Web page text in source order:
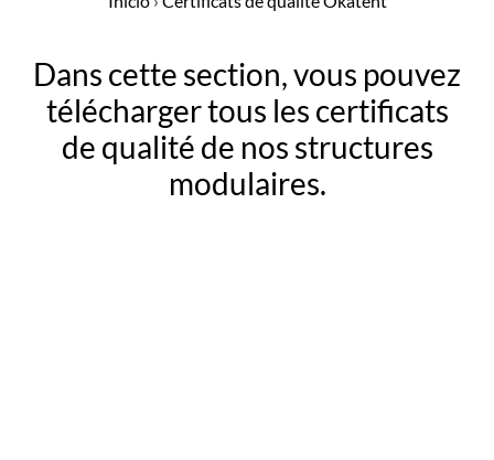
Dans cette section, vous pouvez
télécharger tous les certificats
de qualité de nos structures
modulaires.